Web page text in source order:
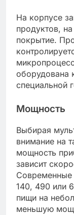
На корпусе
продуктов,
покрытие.
оборудована
специальной
Мощность
Выбирая
внимание на
мощность
зависит
Современные
140, 490 или
пищи на
меньшую